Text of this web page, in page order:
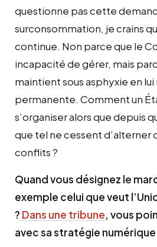
questionne pas cette
surconsommation, je crains
continue. Non parce que le
incapacité de gérer, mais
maintient sous asphyxie en
permanente. Comment un
s’organiser alors que depuis
que tel ne cessent d’alterner
conflits ?
Quand vous désignez le
exemple celui que veut
? Dans une tribune, vous
avec sa stratégie